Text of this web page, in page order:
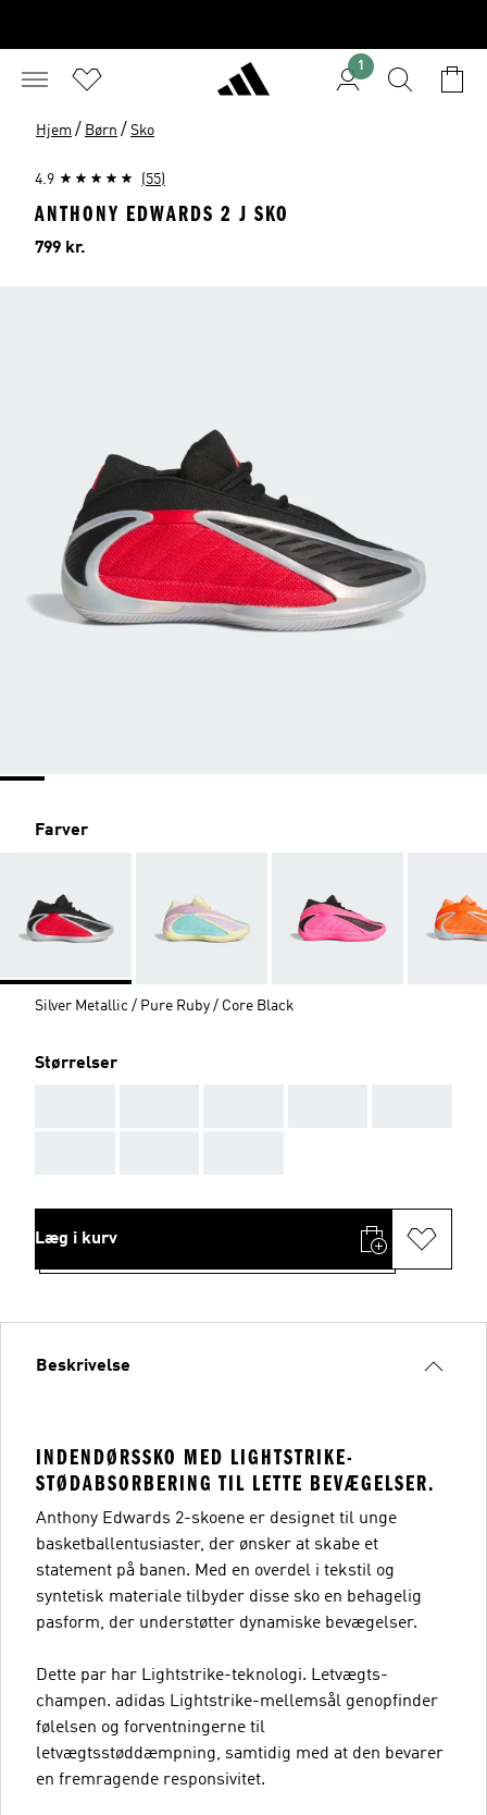
1
Hjem / Børn / Sko
4.9 (55)
ANTHONY EDWARDS 2 J SKO
Pris
799 kr.
Farver
Silver Metallic / Pure Ruby / Core Black
Størrelser
Læg i kurv
Beskrivelse
INDENDØRSSKO MED LIGHTSTRIKE-
STØDABSORBERING TIL LETTE BEVÆGELSER.
Anthony Edwards 2-skoene er designet til unge
basketballentusiaster, der ønsker at skabe et
statement på banen. Med en overdel i tekstil og
syntetisk materiale tilbyder disse sko en behagelig
pasform, der understøtter dynamiske bevægelser.
Dette par har Lightstrike-teknologi. Letvægts-
champen. adidas Lightstrike-mellemsål genopfinder
følelsen og forventningerne til
letvægtsstøddæmpning, samtidig med at den bevarer
en fremragende responsivitet.